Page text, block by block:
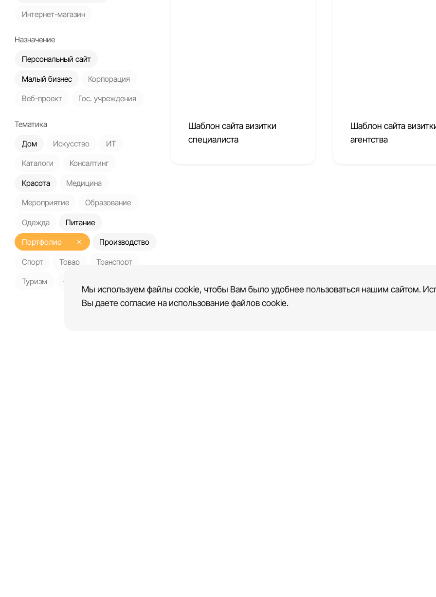
Интернет-магазин
Назначение
Персональный сайт
Малый бизнес Корпорация
Веб-проект Гос. учреждения
Тематика
Дом Искусство ИТ
Каталоги Консалтинг
Красота Медицина
Мероприятие Образование
Одежда Питание
Портфолио Производство
Спорт Товар Транспорт
Туризм Финансы
Шаблон сайта визитки
специалиста
Шаблон сайта
агентства
Мы используем файлы cookie, чтобы Вам было удобнее пользоваться нашим сайтом.
Вы даете согласие на использование файлов cookie.